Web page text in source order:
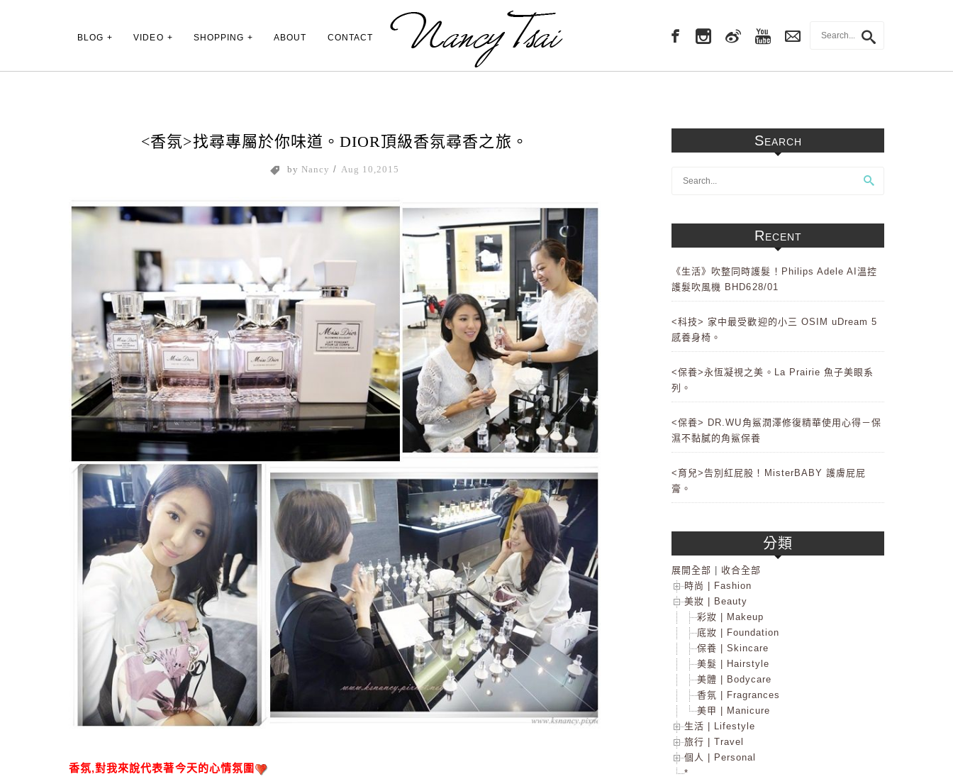
Main Menu
BLOG VIDEO SHOPPING ABOUT CONTACT
<香氛>找尋專屬於你味道。DIOR頂級香氛尋香之旅。
by Nancy / Aug 10,2015
香氛,對我來說代表著今天的心情氛圍
Search
Recent
《生活》吹整同時護髮！Philips Adele AI溫控
護髮吹風機 BHD628/01
<科技> 家中最受歡迎的小三 OSIM uDream 5
感養身椅。
<保養>永恆凝視之美。La Prairie 魚子美眼系
列。
<保養> DR.WU角鯊潤澤修復精華使用心得－保
濕不黏膩的角鯊保養
<育兒>告別紅屁股！MisterBABY 護膚屁屁
膏。
分類
展開全部
收合全部
時尚 | Fashion
美妝 | Beauty
彩妝 | Makeup
底妝 | Foundation
保養 | Skincare
美髮 | Hairstyle
美體 | Bodycare
香氛 | Fragrances
美甲 | Manicure
生活 | Lifestyle
旅行 | Travel
個人 | Personal
*